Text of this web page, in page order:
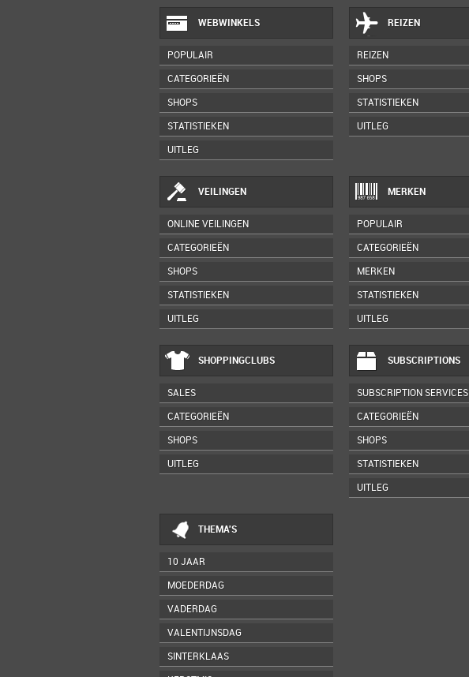
WEBWINKELS
POPULAIR
CATEGORIEËN
SHOPS
STATISTIEKEN
UITLEG
REIZEN
REIZEN
SHOPS
STATISTIEKEN
UITLEG
VEILINGEN
ONLINE VEILINGEN
CATEGORIEËN
SHOPS
STATISTIEKEN
UITLEG
MERKEN
POPULAIR
CATEGORIEËN
MERKEN
STATISTIEKEN
UITLEG
SHOPPINGCLUBS
SALES
CATEGORIEËN
SHOPS
UITLEG
SUBSCRIPTIONS
SUBSCRIPTION SERVICES
CATEGORIEËN
SHOPS
STATISTIEKEN
UITLEG
THEMA'S
10 JAAR
MOEDERDAG
VADERDAG
VALENTIJNSDAG
SINTERKLAAS